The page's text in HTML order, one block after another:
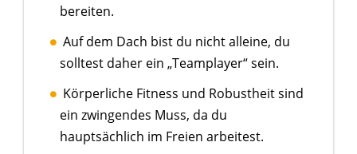
bereiten.
Auf dem Dach bist du nicht alleine, du
solltest daher ein „Teamplayer“ sein.
Körperliche Fitness und Robustheit sind
ein zwingendes Muss, da du
hauptsächlich im Freien arbeitest.